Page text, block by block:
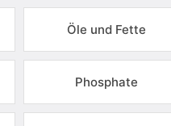
Öle und Fette
Phosphate